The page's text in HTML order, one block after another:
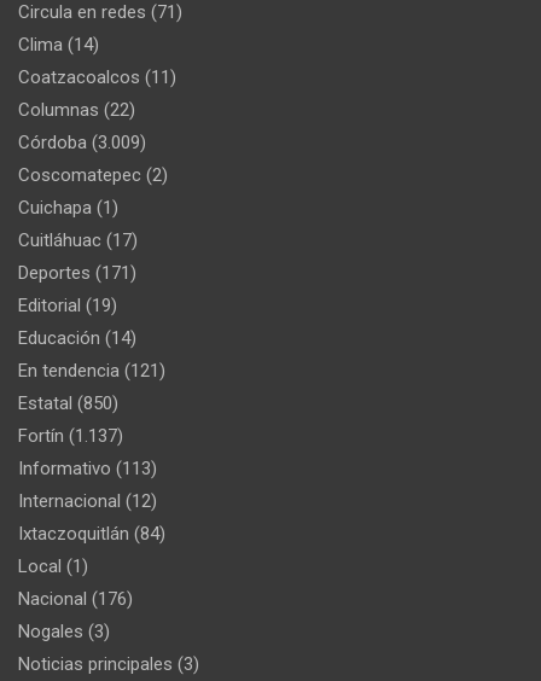
Circula en redes (71)
Clima (14)
Coatzacoalcos (11)
Columnas (22)
Córdoba (3.009)
Coscomatepec (2)
Cuichapa (1)
Cuitláhuac (17)
Deportes (171)
Editorial (19)
Educación (14)
En tendencia (121)
Estatal (850)
Fortín (1.137)
Informativo (113)
Internacional (12)
Ixtaczoquitlán (84)
Local (1)
Nacional (176)
Nogales (3)
Noticias principales (3)